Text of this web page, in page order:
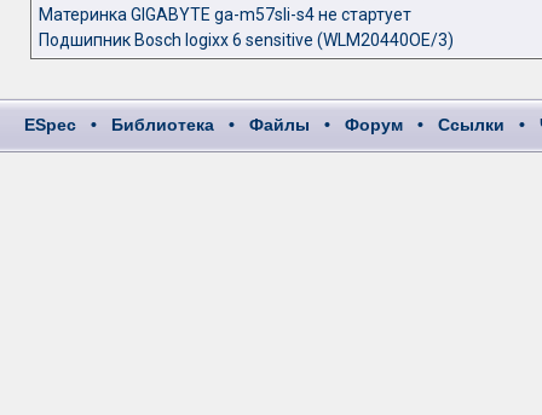
Материнка GIGABYTE ga-m57sli-s4 не стартует
Подшипник Bosch logixx 6 sensitive (WLM20440OE/3)
ESpec • Библиотека • Файлы • Форум • Ссылки •